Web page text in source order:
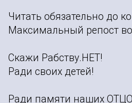
Читать обязательно до
Максимальный репост во
Скажи Рабству.НЕТ!
Ради своих детей!
Ради памяти наших